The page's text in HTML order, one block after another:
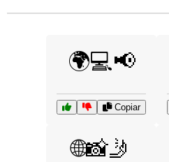
🌍💻📢
Copiar
🌐📸🤳